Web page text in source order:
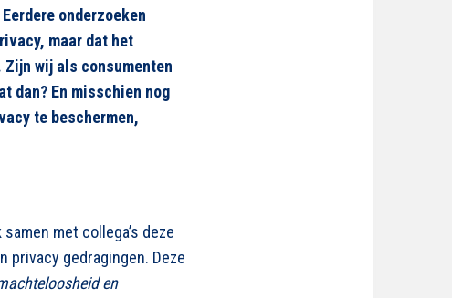
onderzoeken
maar dat het
wij als consumenten
dan? En misschien nog
te beschermen,
met collega’s deze
privacy gedragingen. Deze
en